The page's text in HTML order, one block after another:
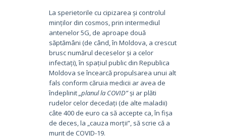
La sperietorile cu cipizarea și controlul
minților din cosmos, prin intermediul
antenelor 5G, de aproape două
săptămâni (de când, în Moldova, a crescut
brusc numărul deceselor și a celor
infectați), în spațiul public din Republica
Moldova se încearcă propulsarea unui alt
fals conform căruia medicii ar avea de
îndeplinit„planul la COVID”și ar plăti
rudelor celor decedați (de alte maladii)
câte 400 de euro ca să accepte ca, în fișa
de deces, la „cauza morții”, să scrie că a
murit de COVID-19.